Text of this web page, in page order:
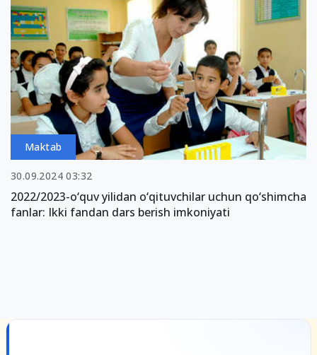
Maktab
30.09.2024 03:32
2022/2023-o‘quv yilidan o‘qituvchilar uchun qo‘shimcha
fanlar: Ikki fandan dars berish imkoniyati